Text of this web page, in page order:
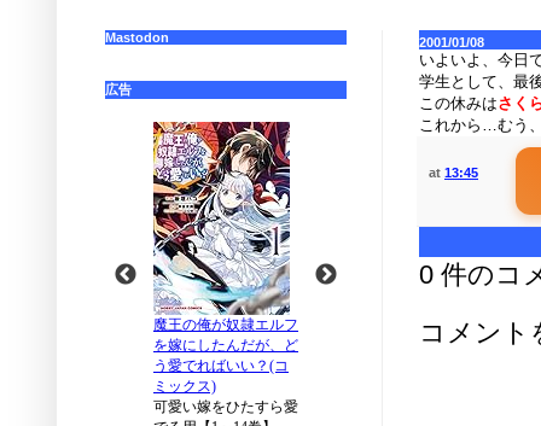
2001/01/08
いよいよ、今日
学生として、最
この休みはさく
これから…むう
at 13:45
0 件のコ
コメント
Mastodon
広告